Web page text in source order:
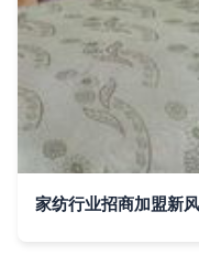
家纺行业招商加盟新